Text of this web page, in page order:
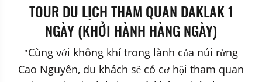
TOUR DU LỊCH THAM QUAN DAKLAK 1
NGÀY (KHỞI HÀNH HÀNG NGÀY)
"Cùng với không khí trong lành của núi rừng
Cao Nguyên, du khách sẽ có cơ hội tham quan